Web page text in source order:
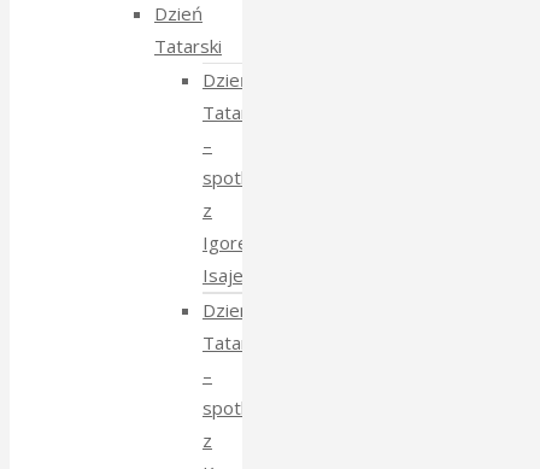
Dzień
Tatarski
Dzień
Tatarski
–
spotkanie
z
Igorem
Isajewem
Dzien
Tatarski
–
spotkanie
z